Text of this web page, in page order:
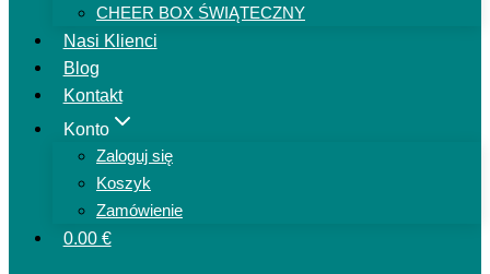
CHEER BOX ŚWIĄTECZNY
Nasi Klienci
Blog
Kontakt
Konto
Zaloguj się
Koszyk
Zamówienie
0.00 €